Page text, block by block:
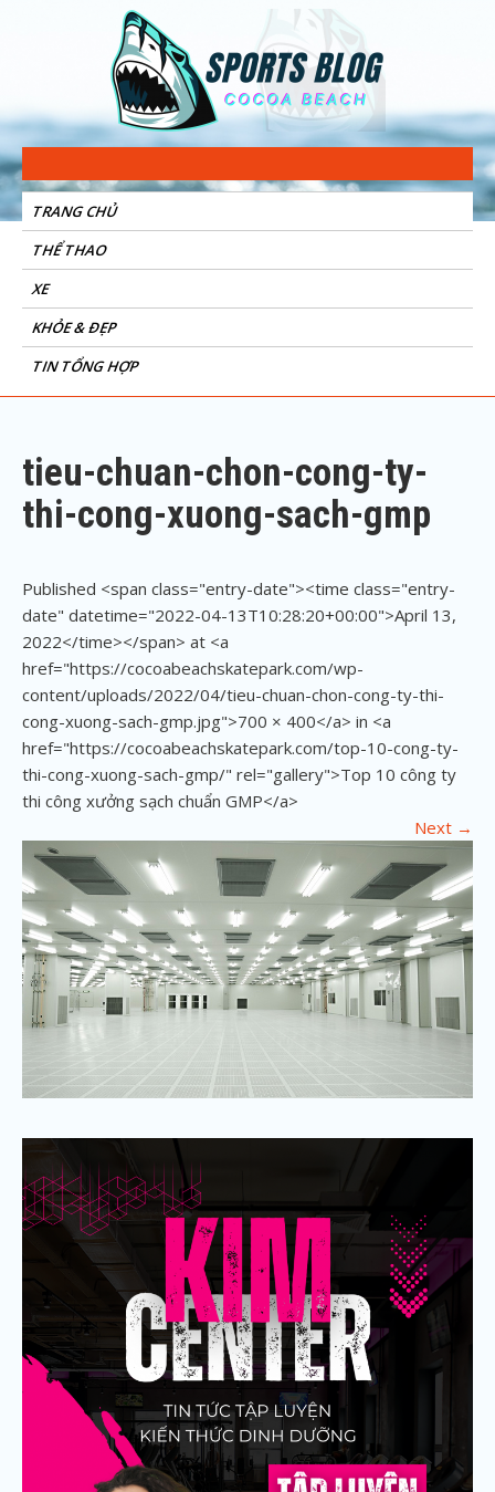
Sports Blog
Cocoa Beach
TRANG CHỦ
THỂ THAO
XE
KHỎE & ĐẸP
TIN TỔNG HỢP
tieu-chuan-chon-cong-ty-
thi-cong-xuong-sach-gmp
Published <span class="entry-date"><time class="entry-
date" datetime="2022-04-13T10:28:20+00:00">April 13,
2022</time></span> at <a
href="https://cocoabeachskatepark.com/wp-
content/uploads/2022/04/tieu-chuan-chon-cong-ty-thi-
cong-xuong-sach-gmp.jpg">700 × 400</a> in <a
href="https://cocoabeachskatepark.com/top-10-cong-ty-
thi-cong-xuong-sach-gmp/" rel="gallery">Top 10 công ty
thi công xưởng sạch chuẩn GMP</a>
Next →